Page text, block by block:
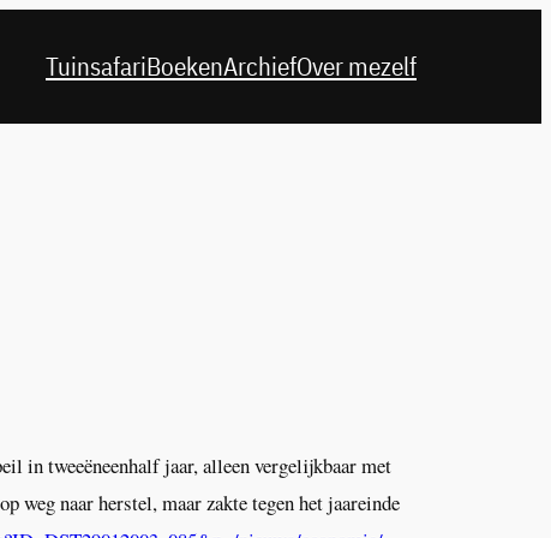
TuinsafariBoekenArchiefOver mezelf
in tweeëneenhalf jaar, alleen vergelijkbaar met
weg naar herstel, maar zakte tegen het jaareinde